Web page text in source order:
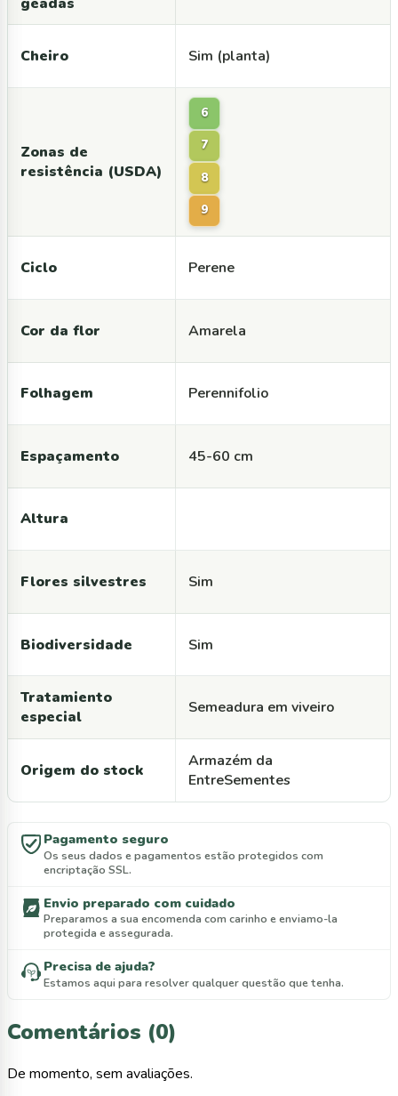
Cheiro Sim (planta)
Zonas de
resistência (USDA)
6
7
8
9
Ciclo Perene
Cor da flor Amarela
Folhagem Perennifolio
Espaçamento 45-60 cm
Altura
Flores silvestres Sim
Biodiversidade Sim
Tratamiento
especial
Semeadura em viveiro
Origem do stock
Armazém da
EntreSementes
Pagamento seguro
Os seus dados e pagamentos estão protegidos com
encriptação SSL.
Envio preparado com cuidado
Preparamos a sua encomenda com carinho e enviamo-la
protegida e assegurada.
Precisa de ajuda?
Estamos aqui para resolver qualquer questão que tenha.
Comentários (0)
De momento, sem avaliações.